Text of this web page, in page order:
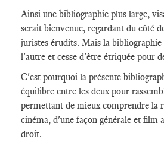
Ainsi une bibliographie plus large,
serait bienvenue, regardant du côté
juristes érudits. Mais la bibliographie
l'autre et cesse d'être étriquée pour
C'est pourquoi la présente
équilibre entre les deux pour
permettant de mieux comprendre la
cinéma, d'une façon générale et film
droit.